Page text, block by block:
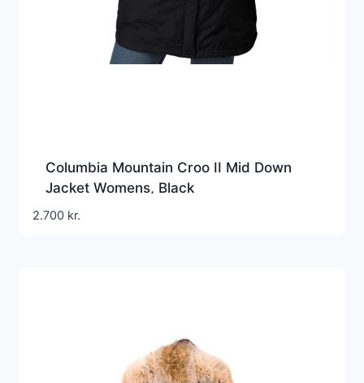
Columbia Mountain Croo II Mid Down
Jacket Womens, Black
2.700 kr.